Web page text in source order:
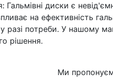
Гальмівні диски є
на ефективність
разі потреби. У нашому
рішення.
Ми